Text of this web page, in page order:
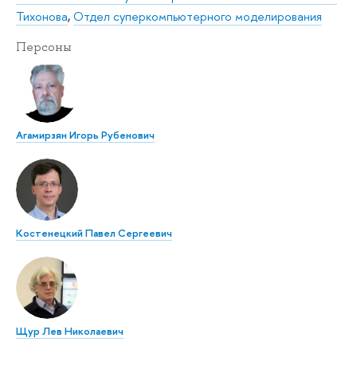
Тихонова,Отдел суперкомпьютерного моделирования
Персоны
Агамирзян Игорь Рубенович
Костенецкий Павел Сергеевич
Щур Лев Николаевич